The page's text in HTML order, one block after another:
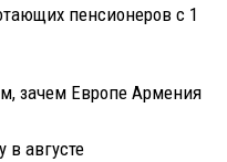
пенсионеров с 1
зачем Европе Армения
августе